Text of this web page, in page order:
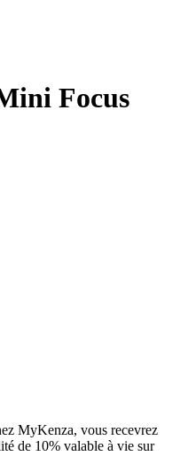
Focus
MyKenza, vous recevrez
de 10% valable à vie sur